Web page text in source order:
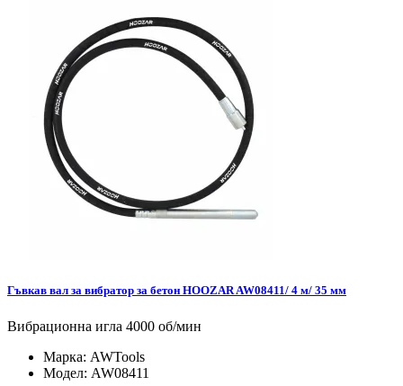
Гъвкав вал за вибратор за бетон HOOZAR AW08411/ 4 м/ 35 мм
Вибрационна игла 4000 об/мин
Марка: AWTools
Модел: AW08411